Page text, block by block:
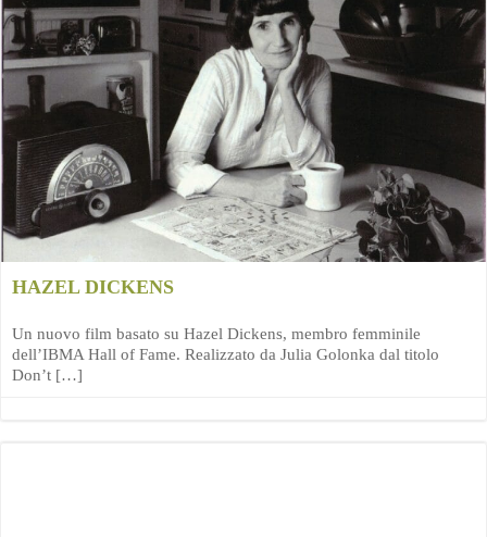
HAZEL DICKENS
Un nuovo film basato su Hazel Dickens, membro femminile
dell’IBMA Hall of Fame. Realizzato da Julia Golonka dal titolo
Don’t […]